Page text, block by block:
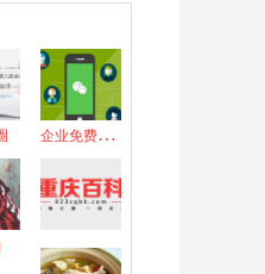
企
业免费微信开发